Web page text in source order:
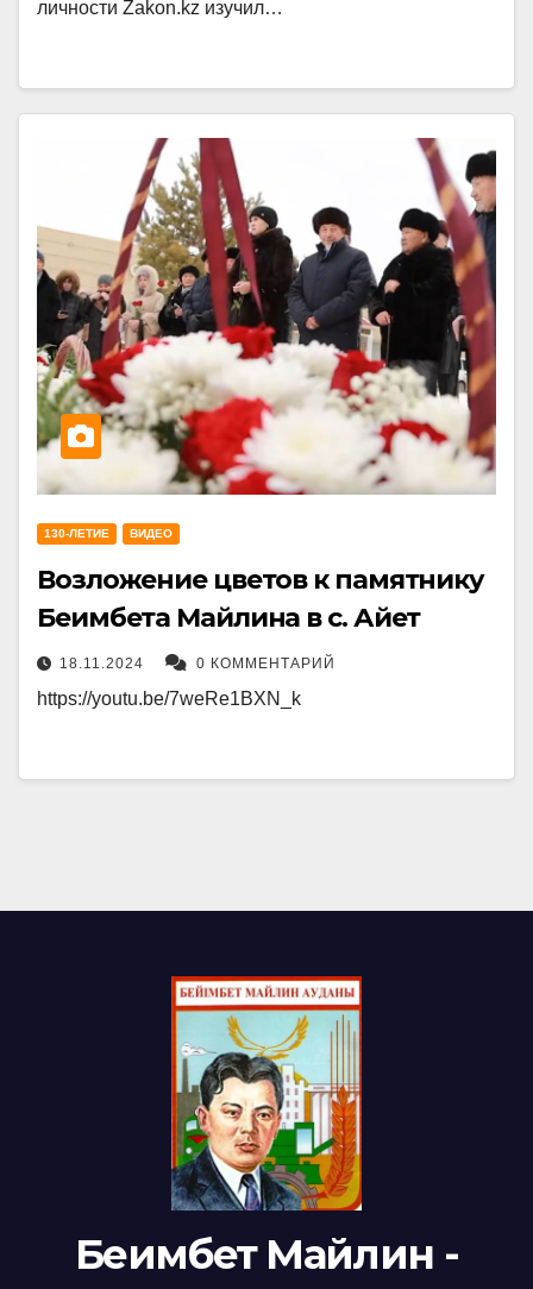
личности Zakon.kz изучил…
130-ЛЕТИЕ ВИДЕО
Возложение цветов к памятнику
Беимбета Майлина в с. Айет
18.11.2024 0 КОММЕНТАРИЙ
https://youtu.be/7weRe1BXN_k
Беимбет Майлин -